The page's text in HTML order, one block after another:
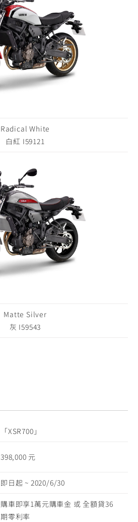
Radical White
白紅 I59121
Matte Silver
灰 I59543
「XSR700」
398,000 元
即日起 ~ 2020/6/30
購車即享1萬元購車金 或 全額貸36
期零利率